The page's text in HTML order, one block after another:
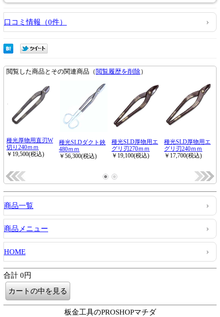
口コミ情報（0件）
商品一覧
商品メニュー
HOME
合計 0円
板金工具のPROSHOPマチダ